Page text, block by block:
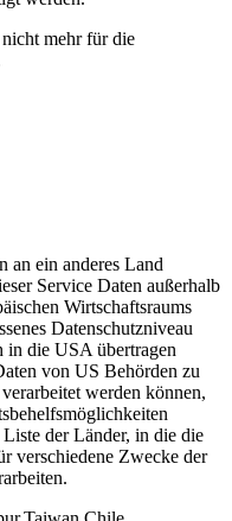
mehr für die
an ein anderes Land
Service Daten außerhalb
Wirtschaftsraums
Datenschutzniveau
in die USA übertragen
von US Behörden zu
werden können,
der Länder, in die die
verschiedene Zwecke der